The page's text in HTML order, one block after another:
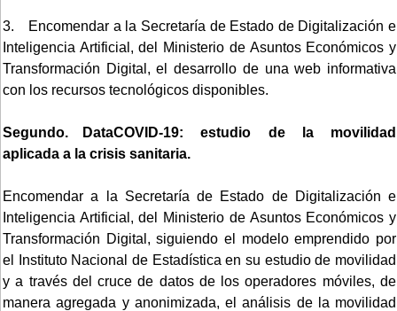
3. Encomendar a la Secretaría de Estado de Digitalización e
Inteligencia Artificial, del Ministerio de Asuntos Económicos y
Transformación Digital, el desarrollo de una web informativa
con los recursos tecnológicos disponibles.
Segundo. DataCOVID-19: estudio de la movilidad
aplicada a la crisis sanitaria.
Encomendar a la Secretaría de Estado de Digitalización e
Inteligencia Artificial, del Ministerio de Asuntos Económicos y
Transformación Digital, siguiendo el modelo emprendido por
el Instituto Nacional de Estadística en su estudio de movilidad
y a través del cruce de datos de los operadores móviles, de
manera agregada y anonimizada, el análisis de la movilidad